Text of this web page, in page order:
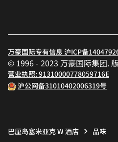
万豪国际专有信息 沪ICP备
© 1996 - 2023 万豪国际集团.
营业执照: 91310000778059716E
沪公网备31010402006319号
巴厘岛塞米亚克 W 酒店 品味